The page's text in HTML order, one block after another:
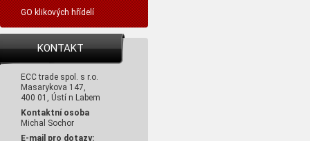
GO klikových hřídelí
KONTAKT
ECC trade spol. s r.o.
Masarykova 147,
400 01, Ústí n Labem
Kontaktní osoba
Michal Sochor
E-mail pro dotazy: